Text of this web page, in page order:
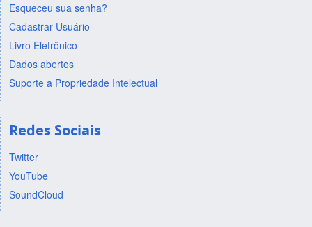
Esqueceu sua senha?
Cadastrar Usuário
Livro Eletrônico
Dados abertos
Suporte a Propriedade Intelectual
Redes Sociais
Twitter
YouTube
SoundCloud